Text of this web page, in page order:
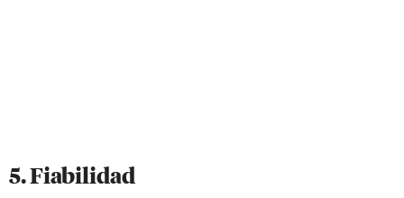
5. Fiabilidad